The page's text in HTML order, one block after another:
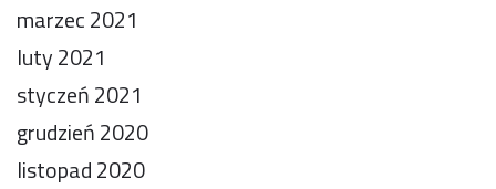
marzec 2021
luty 2021
styczeń 2021
grudzień 2020
listopad 2020